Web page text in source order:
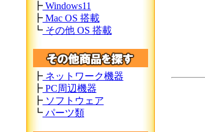
┣Windows11
┣Mac OS 搭載
┗その他 OS 搭載
┣ネットワーク機器
┣PC周辺機器
┣ソフトウェア
┗パーツ類